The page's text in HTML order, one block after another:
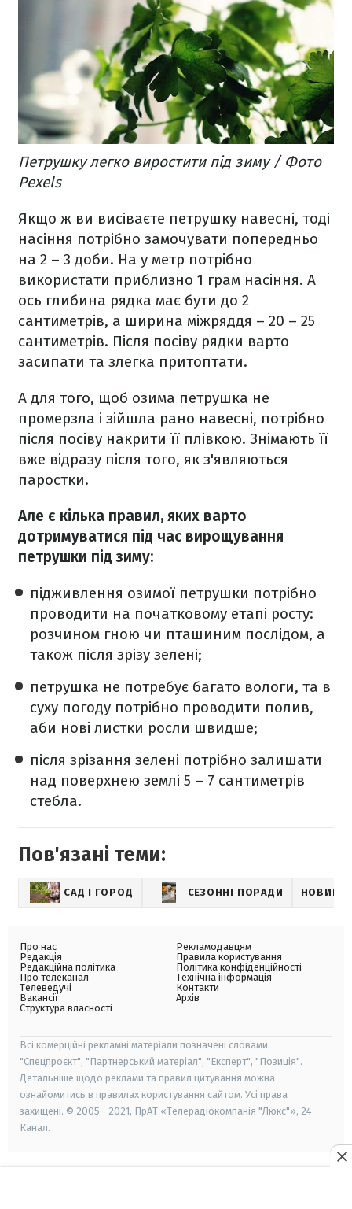
Петрушку легко виростити під зиму / Фото
Pexels
Якщо ж ви висіваєте петрушку навесні, тоді
насіння потрібно замочувати попередньо
на 2 – 3 доби. На у метр потрібно
використати приблизно 1 грам насіння. А
ось глибина рядка має бути до 2
сантиметрів, а ширина міжряддя – 20 – 25
сантиметрів. Після посіву рядки варто
засипати та злегка притоптати.
А для того, щоб озима петрушка не
промерзла і зійшла рано навесні, потрібно
після посіву накрити її плівкою. Знімають її
вже відразу після того, як з'являються
паростки.
Але є кілька правил, яких варто
дотримуватися під час вирощування
петрушки під зиму:
підживлення озимої петрушки потрібно
проводити на початковому етапі росту:
розчином гною чи пташиним послідом, а
також після зрізу зелені;
петрушка не потребує багато вологи, та в
суху погоду потрібно проводити полив,
аби нові листки росли швидше;
після зрізання зелені потрібно залишати
над поверхнею землі 5 – 7 сантиметрів
стебла.
Пов'язані теми:
САД І ГОРОД СЕЗОННІ ПОРАДИ НОВИНИ
Про нас
Редакція
Редакційна політика
Про телеканал
Телеведучі
Вакансії
Структура власності
Рекламодавцям
Правила користування
Політика конфіденційності
Технічна інформація
Контакти
Архів
Всі комерційні рекламні матеріали позначені словами
"Спецпроєкт", "Партнерський матеріал", "Експерт", "Позиція".
Детальніше щодо реклами та правил цитування можна
ознайомитись в правилах користування сайтом. Усі права
захищені. © 2005—2021, ПрАТ «Телерадіокомпанія "Люкс"», 24
Канал.